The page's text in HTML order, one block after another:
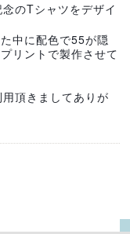
念のTシャツをデザイ
中に配色で55が隠
リントで製作させて
頂きましてありが